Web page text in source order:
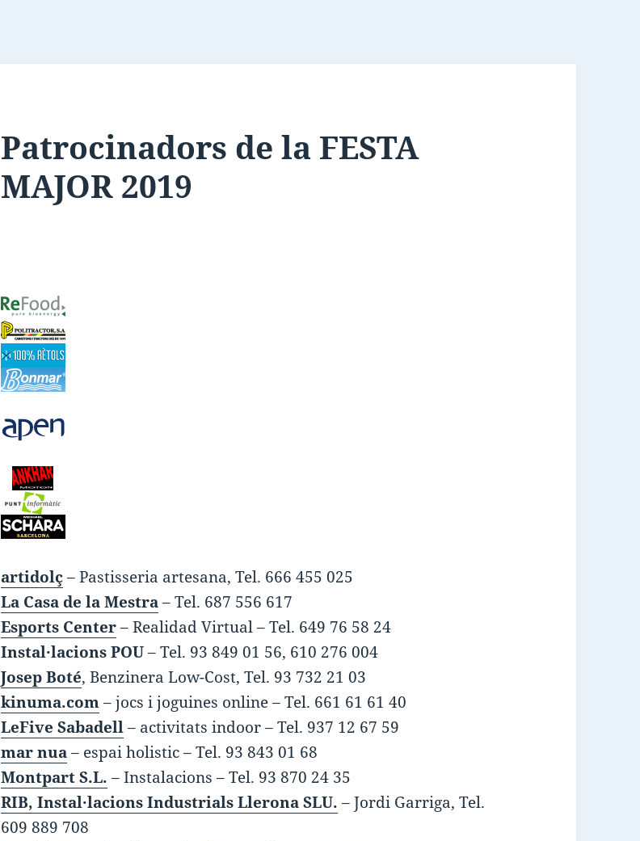
Patrocinadors de la FESTA
MAJOR 2019
artidolç– Pastisseria artesana, Tel. 666 455 025
La Casa de la Mestra– Tel. 687 556 617
Esports Center– Realidad Virtual – Tel. 649 76 58 24
Instal·lacions POU– Tel. 93 849 01 56, 610 276 004
Josep Boté, Benzinera Low-Cost, Tel. 93 732 21 03
kinuma.com– jocs i joguines online – Tel. 661 61 61 40
LeFive Sabadell– activitats indoor –Tel. 937 12 67 59
mar nua– espai holistic – Tel. 93 843 01 68
Montpart S.L. – Instalacions – Tel. 93 870 24 35
RIB, Instal·lacions Industrials Llerona SLU. – Jordi Garriga, Tel.
609 889 708